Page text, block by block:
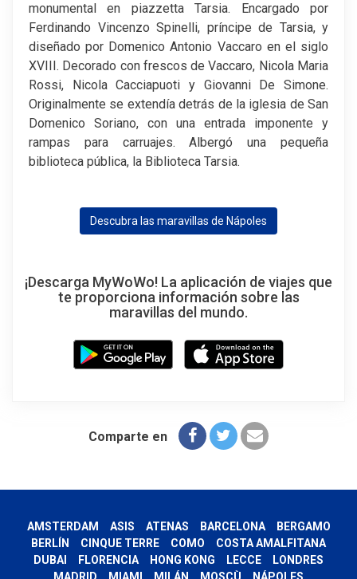
monumental en piazzetta Tarsia. Encargado por
Ferdinando Vincenzo Spinelli, príncipe de Tarsia, y
diseñado por Domenico Antonio Vaccaro en el siglo
XVIII. Decorado con frescos de Vaccaro, Nicola Maria
Rossi, Nicola Cacciapuoti y Giovanni De Simone.
Originalmente se extendía detrás de la iglesia de San
Domenico Soriano, con una entrada imponente y
rampas para carruajes. Albergó una pequeña
biblioteca pública, la Biblioteca Tarsia.
Descubra las maravillas de Nápoles
¡Descarga MyWoWo! La aplicación de viajes que
te proporciona información sobre las
maravillas del mundo.
Comparte en
AMSTERDAM ASIS ATENAS BARCELONA
BERGAMO
BERLÍN
CINQUE TERRE COMO
COSTA AMALFITANA
DUBAI
FLORENCIA HONG KONG LECCE
LONDRES